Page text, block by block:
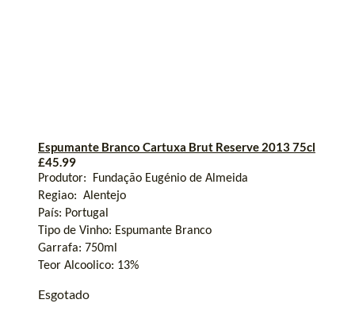
Espumante Branco Cartuxa Brut Reserve 2013 75cl
£45.99
Produtor: Fundação Eugénio de Almeida
Regiao: Alentejo
País: Portugal
Tipo de Vinho: Espumante Branco
Garrafa: 750ml
Teor Alcoolico: 13%
Esgotado